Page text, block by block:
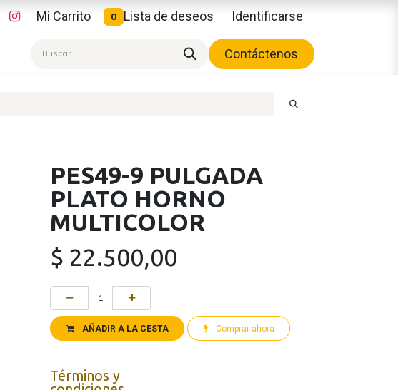
Mi Carrito 0 Lista de deseos Identificarse
Contáctenos
PES49-9 PULGADA
PLATO HORNO
MULTICOLOR
$ 22.500,00
AÑADIR A LA CESTA Comprar ahora
Términos y